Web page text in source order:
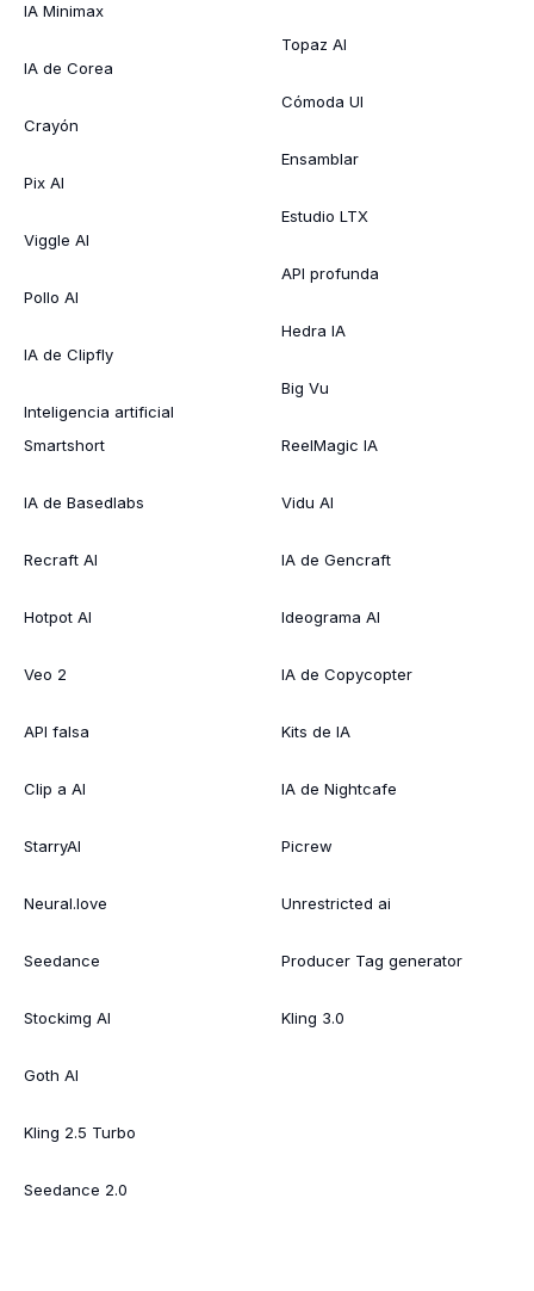
IA Minimax
IA de Corea
Crayón
Pix AI
Viggle AI
Pollo AI
IA de Clipfly
Inteligencia artificial
Smartshort
IA de Basedlabs
Recraft AI
Hotpot AI
Veo 2
API falsa
Clip a AI
StarryAI
Neural.love
Seedance
Stockimg AI
Goth AI
Kling 2.5 Turbo
Seedance 2.0
Topaz AI
Cómoda UI
Ensamblar
Estudio LTX
API profunda
Hedra IA
Big Vu
ReelMagic IA
Vidu AI
IA de Gencraft
Ideograma AI
IA de Copycopter
Kits de IA
IA de Nightcafe
Picrew
Unrestricted ai
Producer Tag generator
Kling 3.0